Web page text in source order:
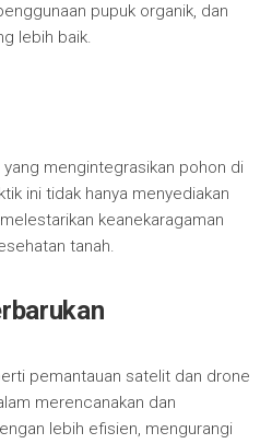
pupuk organik, dan
lebih baik.
mengintegrasikan pohon di
ini tidak hanya menyediakan
keanekaragaman
tanah.
pemantauan satelit dan drone
merencanakan dan
lebih efisien, mengurangi